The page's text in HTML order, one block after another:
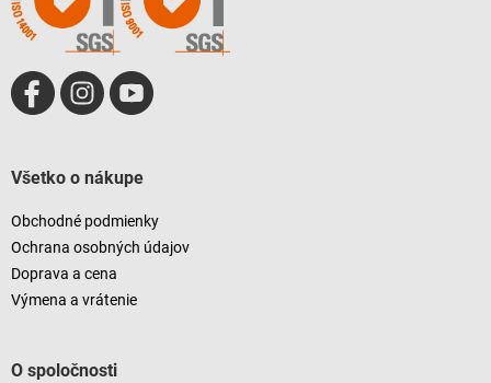
Všetko o nákupe
Obchodné podmienky
Ochrana osobných údajov
Doprava a cena
Výmena a vrátenie
O spoločnosti